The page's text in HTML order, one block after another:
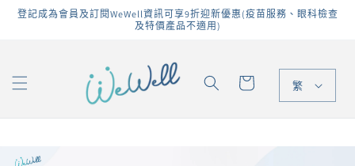
跳至內
容
登記成為會員及訂閱WeWell資訊可享9折迎新優惠(疫苗服務、眼科檢查
及特價產品不適用)
物
繁